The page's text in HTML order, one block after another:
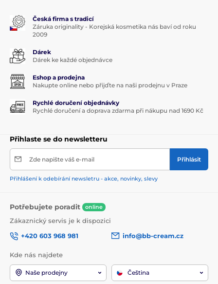
Česká firma s tradicí
Záruka originality - Korejská kosmetika nás baví od roku
2009
Dárek
Dárek ke každé objednávce
Eshop a prodejna
Nakupte online nebo přijďte na naši prodejnu v Praze
Rychlé doručení objednávky
Rychlé doručení a doprava zdarma při nákupu nad 1690 Kč
Přihlaste se do newsletteru
Zde napište váš e-mail Přihlásit
Přihlášení k odebírání newsletru - akce, novinky, slevy
Potřebujete poradit online
Zákaznický servis je k dispozici
+420 603 968 981
info@bb-cream.cz
Kde nás najdete
Naše prodejny Čeština